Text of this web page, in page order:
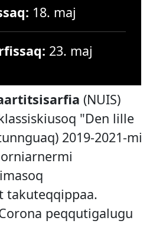
18. maj
23. maj
(NUIS)
"Den lille
2019-2021-mi
takuteqqippaa.
peqqutigalugu